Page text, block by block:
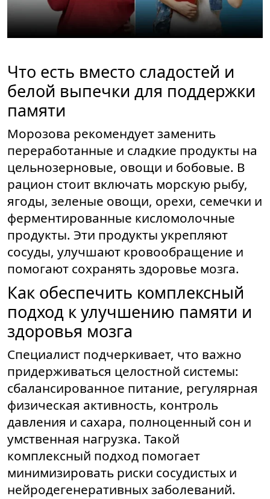
Что есть вместо сладостей и
белой выпечки для поддержки
памяти
Морозова рекомендует заменить
переработанные и сладкие продукты на
цельнозерновые, овощи и бобовые. В
рацион стоит включать морскую рыбу,
ягоды, зеленые овощи, орехи, семечки и
ферментированные кисломолочные
продукты. Эти продукты укрепляют
сосуды, улучшают кровообращение и
помогают сохранять здоровье мозга.
Как обеспечить комплексный
подход к улучшению памяти и
здоровья мозга
Специалист подчеркивает, что важно
придерживаться целостной системы:
сбалансированное питание, регулярная
физическая активность, контроль
давления и сахара, полноценный сон и
умственная нагрузка. Такой
комплексный подход помогает
минимизировать риски сосудистых и
нейродегенеративных заболеваний.